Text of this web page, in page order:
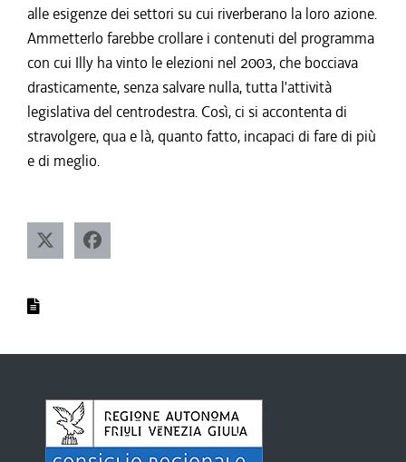
alle esigenze dei settori su cui riverberano la loro azione.
Ammetterlo farebbe crollare i contenuti del programma
con cui Illy ha vinto le elezioni nel 2003, che bocciava
drasticamente, senza salvare nulla, tutta l'attività
legislativa del centrodestra. Così, ci si accontenta di
stravolgere, qua e là, quanto fatto, incapaci di fare di più
e di meglio.